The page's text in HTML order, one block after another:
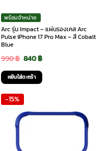
พร้อมจำหน่าย
Arc รุ่น Impact – แผ่นรองเคส Arc
Pulse iPhone 17 Pro Max – สี Cobalt
Blue
990฿ Original
price
was:
990 ฿.
840฿Current
price
หยิบใส่ตะกร้า
-15%